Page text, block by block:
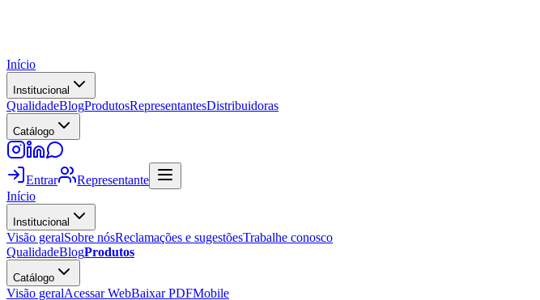
Início
Institucional
QualidadeBlogProdutosRepresentantesDistribuidoras
Catálogo
Entrar
Representante
Início
Institucional
Visão geralSobre nósReclamações e sugestõesTrabalhe conosco
QualidadeBlogProdutos
Catálogo
Visão geralAcessar WebBaixar PDFMobile